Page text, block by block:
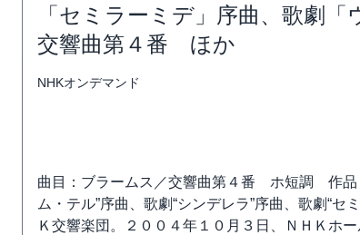
「セミラーミデ」序曲、歌劇
交響曲第４番 ほか
NHKオンデマンド
曲目：ブラームス／交響曲第４番 ホ短調 作品
ム・テル”序曲、歌劇“シンデレラ”序曲、歌劇“
Ｋ交響楽団。２００４年１０月３日、ＮＨＫホ